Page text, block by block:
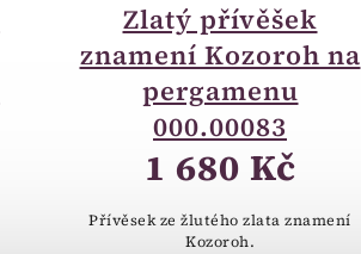
Zlatý přívěšek
znamení Kozoroh na
pergamenu
000.00083
1 680 Kč
Přívěsek ze žlutého zlata znamení
Kozoroh.